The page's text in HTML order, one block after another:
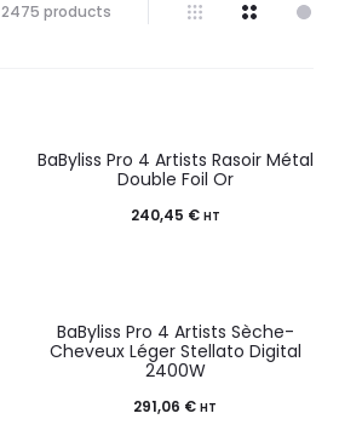
2475 products
BaByliss Pro 4 Artists Rasoir Métal
Double Foil Or
240,45 € HT
BaByliss Pro 4 Artists Sèche-
Cheveux Léger Stellato Digital
2400W
291,06 € HT